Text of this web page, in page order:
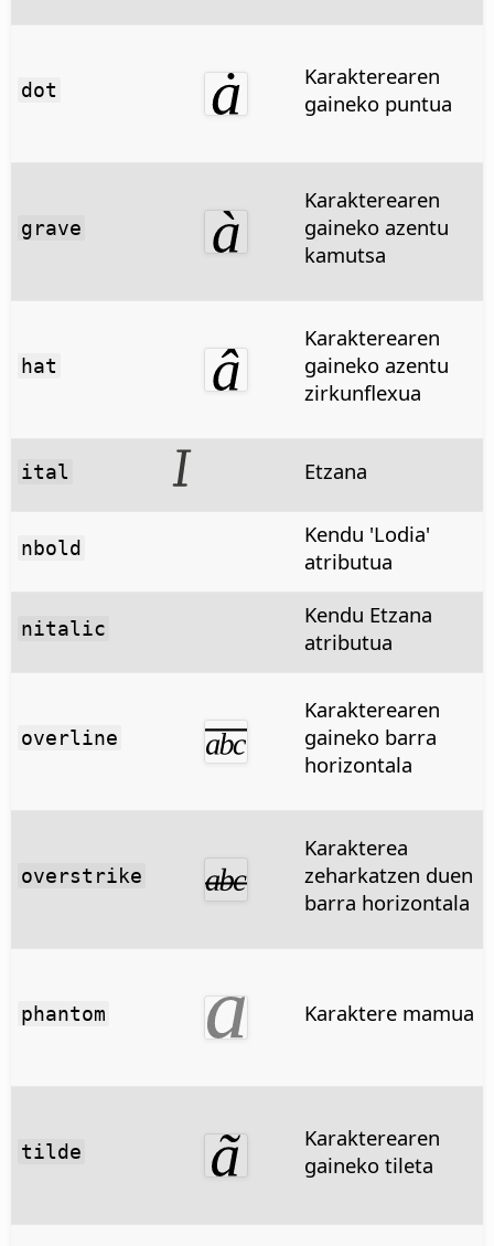
dot
Karakterearen
gaineko puntua
grave
Karakterearen
gaineko azentu
kamutsa
hat
Karakterearen
gaineko azentu
zirkunflexua
ital Etzana
nbold
Kendu 'Lodia'
atributua
nitalic
Kendu Etzana
atributua
overline
Karakterearen
gaineko barra
horizontala
overstrike
Karakterea
zeharkatzen duen
barra horizontala
phantom Karaktere mamua
tilde
Karakterearen
gaineko tileta